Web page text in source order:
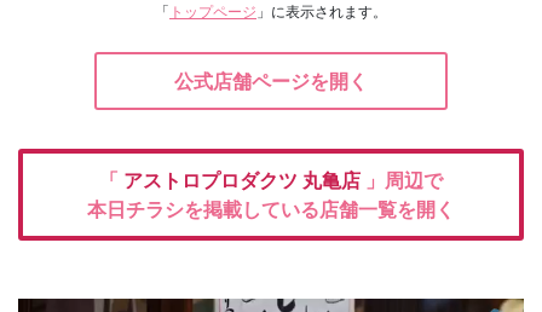
「 トップページ 」に表示されます。
公式店舗ページを開く
「 アストロプロダクツ 丸亀店 」周辺で
本日チラシを掲載している店舗一覧を開く